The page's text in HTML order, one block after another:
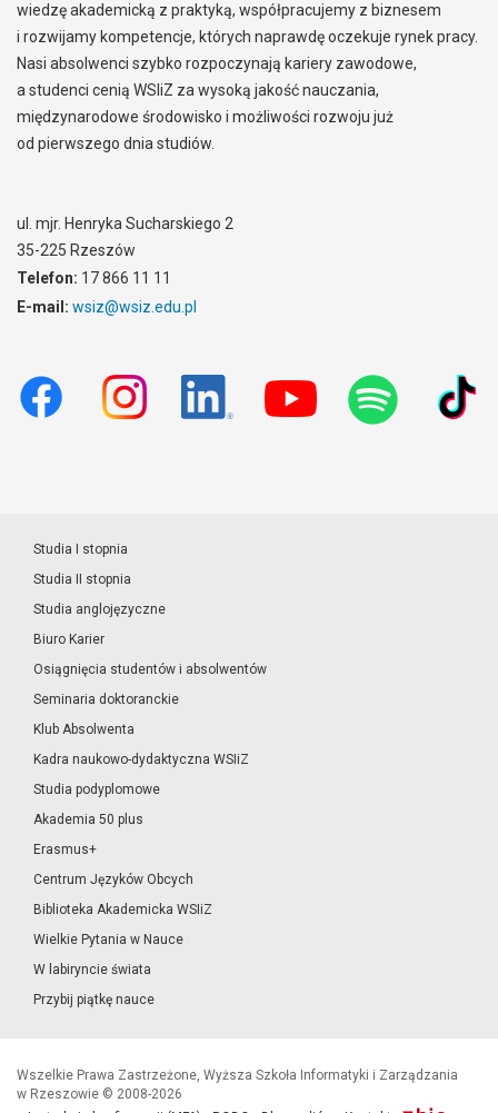
wiedzę akademicką z praktyką, współpracujemy z biznesem
i rozwijamy kompetencje, których naprawdę oczekuje rynek pracy.
Nasi absolwenci szybko rozpoczynają kariery zawodowe,
a studenci cenią WSIiZ za wysoką jakość nauczania,
międzynarodowe środowisko i możliwości rozwoju już
od pierwszego dnia studiów.
ul. mjr. Henryka Sucharskiego 2
35-225 Rzeszów
Telefon: 17 866 11 11
E-mail: wsiz@wsiz.edu.pl
Studia I stopnia
Studia II stopnia
Studia anglojęzyczne
Biuro Karier
Osiągnięcia studentów i absolwentów
Seminaria doktoranckie
Klub Absolwenta
Kadra naukowo-dydaktyczna WSIiZ
Studia podyplomowe
Akademia 50 plus
Erasmus+
Centrum Języków Obcych
Biblioteka Akademicka WSIiZ
Wielkie Pytania w Nauce
W labiryncie świata
Przybij piątkę nauce
Wszelkie Prawa Zastrzeżone, Wyższa Szkoła Informatyki i Zarządzania
w Rzeszowie © 2008-2026